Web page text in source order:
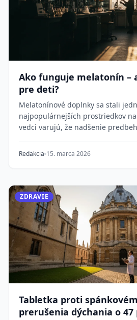
Ako funguje melatonín –
pre deti?
Melatonínové doplnky sa stali
najpopulárnejších prostriedkov
vedci varujú, že nadšenie
Redakcia 15. marca 2026
ZDRAVIE
Tabletka proti
prerušenia dýchania o